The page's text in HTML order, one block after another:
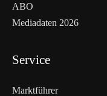
ABO
Mediadaten 2026
Service
Marktführer